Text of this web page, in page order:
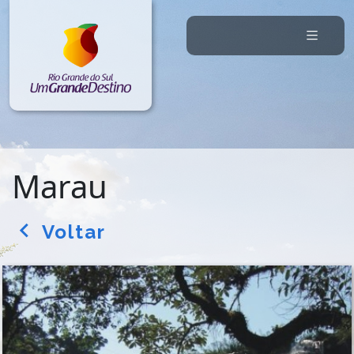
Marau
arrow_back_ios Voltar